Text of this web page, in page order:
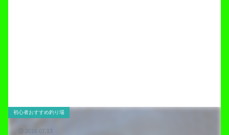
初心者おすすめ釣り場
2016.07.13